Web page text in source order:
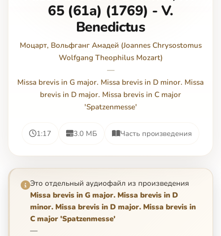
65 (61a) (1769) - V.
Benedictus
Моцарт, Вольфганг Амадей (Joannes Chrysostomus
Wolfgang Theophilus Mozart)
—
Missa brevis in G major. Missa brevis in D minor. Missa
brevis in D major. Missa brevis in C major
'Spatzenmesse'
1:17 3.0 МБ Часть произведения
Это отдельный аудиофайл из произведения
Missa brevis in G major. Missa brevis in D
minor. Missa brevis in D major. Missa brevis in
C major 'Spatzenmesse'
—